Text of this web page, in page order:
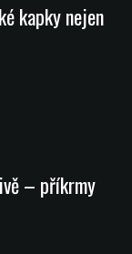
kapky nejen
– příkrmy